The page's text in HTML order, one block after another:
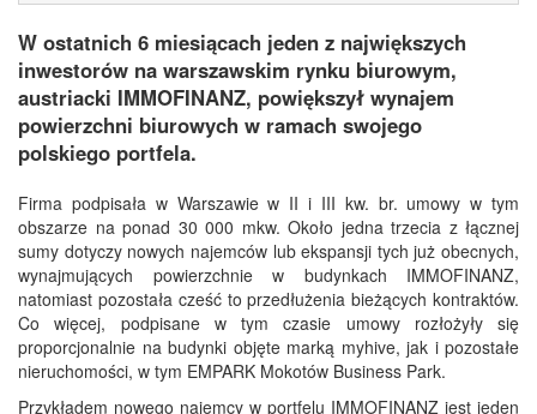
W ostatnich 6 miesiącach jeden z największych
inwestorów na warszawskim rynku biurowym,
austriacki IMMOFINANZ, powiększył wynajem
powierzchni biurowych w ramach swojego
polskiego portfela.
Firma podpisała w Warszawie w II i III kw. br. umowy w tym
obszarze na ponad 30 000 mkw. Około jedna trzecia z łącznej
sumy dotyczy nowych najemców lub ekspansji tych już obecnych,
wynajmujących powierzchnie w budynkach IMMOFINANZ,
natomiast pozostała cześć to przedłużenia bieżących kontraktów.
Co więcej, podpisane w tym czasie umowy rozłożyły się
proporcjonalnie na budynki objęte marką myhive, jak i pozostałe
nieruchomości, w tym EMPARK Mokotów Business Park.
Przykładem nowego najemcy w portfelu IMMOFINANZ jest jeden